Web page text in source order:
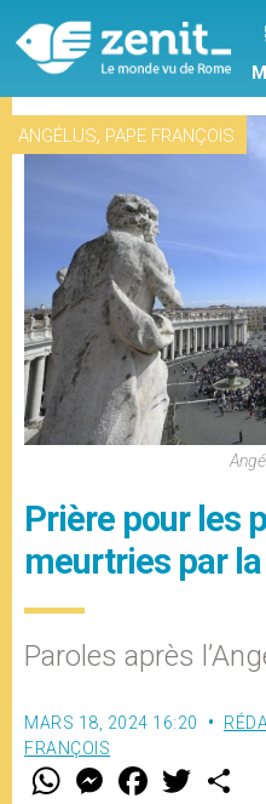
ANGÉLUS, PAPE FRANÇOIS
Prière pour les
meurtries par
Paroles après
MARS 18, 2024 16:20
FRANÇOIS
W M
e
F
a w